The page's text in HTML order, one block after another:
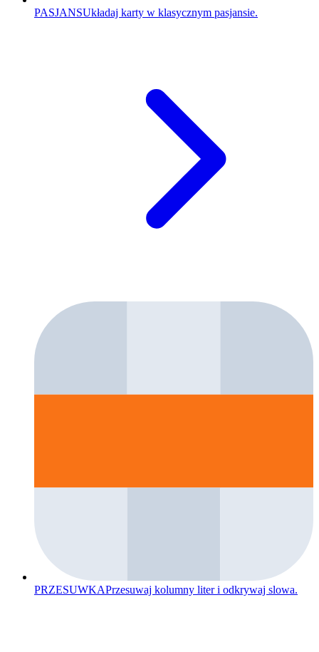
PASJANSUkładaj karty w klasycznym pasjansie.
PRZESUWKAPrzesuwaj kolumny liter i odkrywaj slowa.